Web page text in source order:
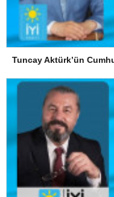
Tuncay Aktürk’ün